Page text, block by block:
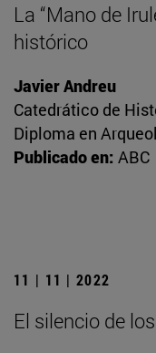
La “Mano de
histórico
Javier Andreu
Catedrático de
Diploma en
Publicado en: ABC
11 | 11 | 2022
El silencio de